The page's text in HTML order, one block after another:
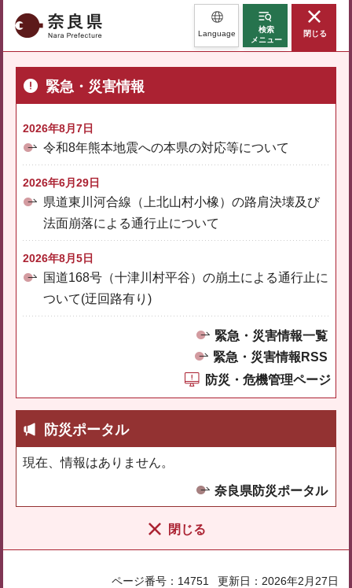
奈良県 Language
検索
メニュー
閉じる
緊急・災害情報
2026年8月7日
令和8年熊本地震への本県の対応等について
2026年6月29日
県道東川河合線（上北山村小橡）の路肩決壊及び
法面崩落による通行止について
2026年8月5日
国道168号（十津川村平谷）の崩土による通行止に
ついて(迂回路有り)
緊急・災害情報一覧
緊急・災害情報RSS
防災・危機管理ページ
防災ポータル
現在、情報はありません。
奈良県防災ポータル
閉じる
ページ番号：14751 更新日：2026年2月27日